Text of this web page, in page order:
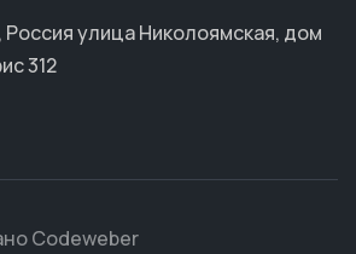
Россия улица Николоямская, дом
312
Codeweber